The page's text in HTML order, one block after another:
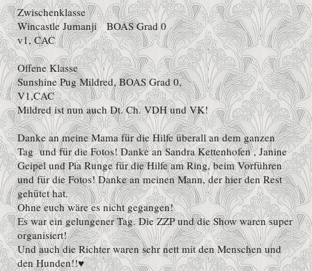
Zwischenklasse
Wincastle Jumanji BOAS Grad 0
v1, CAC
Offene Klasse
Sunshine Pug Mildred, BOAS Grad 0,
V1,CAC
Mildred ist nun auch Dt. Ch. VDH und VK!
Danke an meine Mama für die Hilfe überall an dem ganzen
Tag und für die Fotos! Danke an Sandra Kettenhofen , Janine
Geipel und Pia Runge für die Hilfe am Ring, beim Vorführen
und für die Fotos! Danke an meinen Mann, der hier den Rest
gehütet hat.
Ohne euch wäre es nicht gegangen!
Es war ein gelungener Tag. Die ZZP und die Show waren super
organisiert!
Und auch die Richter waren sehr nett mit den Menschen und
den Hunden!!♥️